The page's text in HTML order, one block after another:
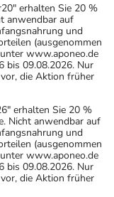
erhalten Sie 20 %
anwendbar auf
und
(ausgenommen
www.aponeo.de
bis 09.08.2026. Nur
die Aktion früher
erhalten Sie 20 %
Nicht anwendbar auf
und
(ausgenommen
www.aponeo.de
bis 09.08.2026. Nur
die Aktion früher